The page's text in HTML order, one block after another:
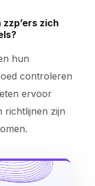
zich
hun
controleren
ervoor
richtlijnen zijn